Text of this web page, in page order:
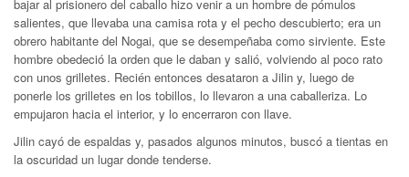
bajar al prisionero del caballo hizo venir a un hombre de pómulos
salientes, que llevaba una camisa rota y el pecho descubierto; era un
obrero habitante del Nogai, que se desempeñaba como sirviente. Este
hombre obedeció la orden que le daban y salió, volviendo al poco rato
con unos grilletes. Recién entonces desataron a Jilin y, luego de
ponerle los grilletes en los tobillos, lo llevaron a una caballeriza. Lo
empujaron hacia el interior, y lo encerraron con llave.
Jilin cayó de espaldas y, pasados algunos minutos, buscó a tientas en
la oscuridad un lugar donde tenderse.